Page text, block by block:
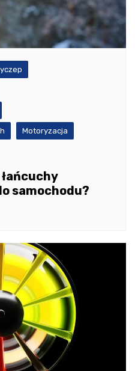
Motoryzacja
samochodu?